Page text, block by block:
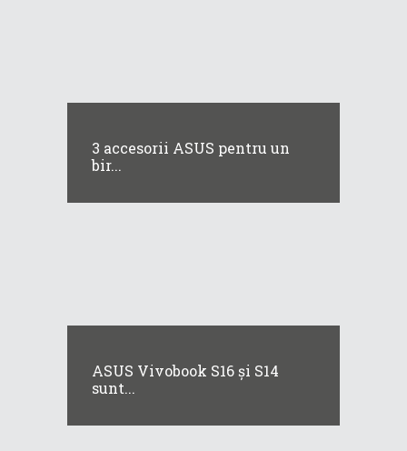
3 accesorii ASUS pentru un
bir...
ASUS Vivobook S16 și S14
sunt...